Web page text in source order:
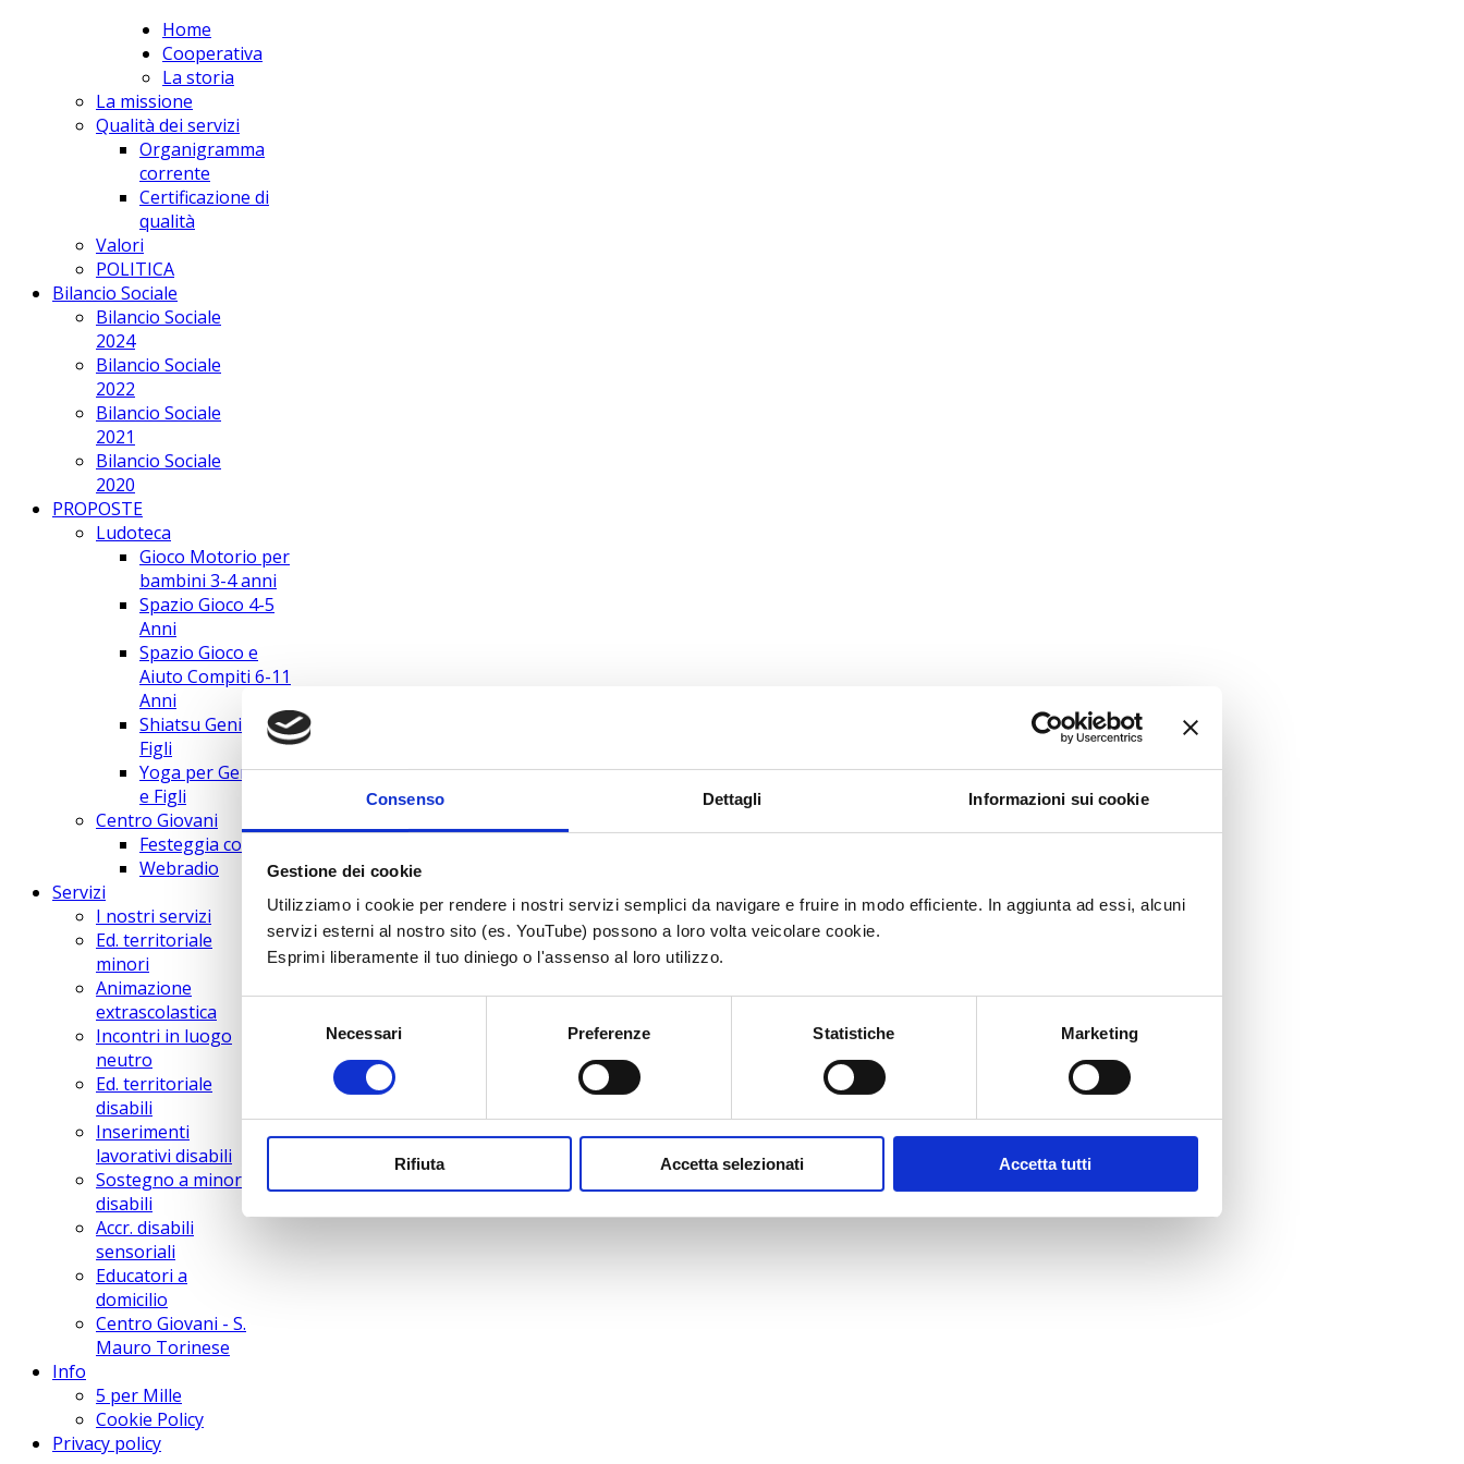
Consenso Dettagli Informazioni sui cookie
Gestione dei cookie
Utilizziamo i cookie per rendere i nostri servizi semplici da navigare e fruire in modo efficiente. In aggiunta ad essi, alcuni
servizi esterni al nostro sito (es. YouTube) possono a loro volta veicolare cookie.
Esprimi liberamente il tuo diniego o l'assenso al loro utilizzo.
Necessari Preferenze Statistiche Marketing
Rifiuta Accetta selezionati Accetta tutti
apPUNTO Scs Home
Cooperativa
La storia
La missione
Qualità dei servizi
Organigramma
corrente
Certificazione di
qualità
Valori
POLITICA
Bilancio Sociale
Bilancio Sociale
2024
Bilancio Sociale
2022
Bilancio Sociale
2021
Bilancio Sociale
2020
PROPOSTE
Ludoteca
Gioco Motorio per
bambini 3-4 anni
Spazio Gioco 4-5
Anni
Spazio Gioco e
Aiuto Compiti 6-11
Anni
Shiatsu Genitori e
Figli
Yoga per Genitori
e Figli
Centro Giovani
Festeggia con Noi
Webradio
Servizi
I nostri servizi
Ed. territoriale
minori
Animazione
extrascolastica
Incontri in luogo
neutro
Ed. territoriale
disabili
Inserimenti
lavorativi disabili
Sostegno a minori
disabili
Accr. disabili
sensoriali
Educatori a
domicilio
Centro Giovani - S.
Mauro Torinese
Info
5 per Mille
Cookie Policy
Privacy policy